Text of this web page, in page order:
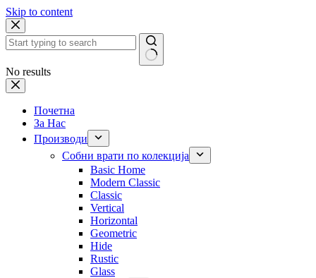
Skip to content
No results
Почетна
За Нас
Производи
Собни врати по колекција
Basic Home
Modern Classic
Classic
Vertical
Horizontal
Geometric
Hide
Rustic
Glass